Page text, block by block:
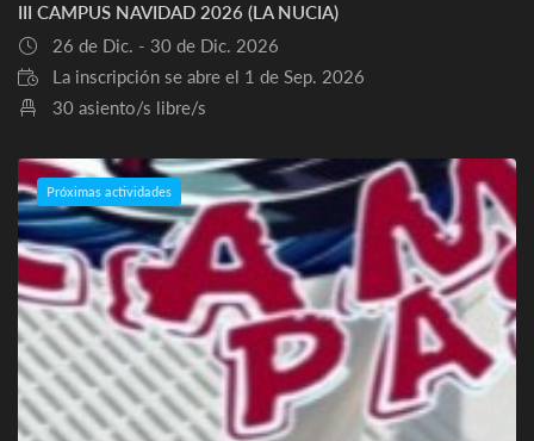
III CAMPUS NAVIDAD 2026 (LA NUCIA)
26 de Dic. - 30 de Dic. 2026
La inscripción se abre el 1 de Sep. 2026
30 asiento/s libre/s
Próximas actividades